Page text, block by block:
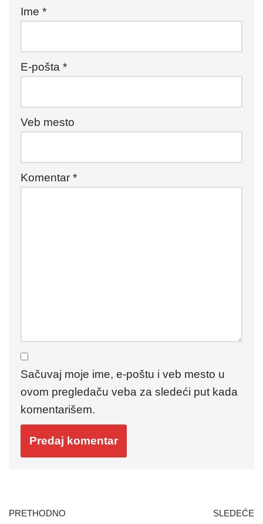
Ime *
E-pošta *
Veb mesto
Komentar *
Sačuvaj moje ime, e-poštu i veb mesto u
ovom pregledaču veba za sledeći put kada
komentarišem.
PRETHODNO SLEDEĆE